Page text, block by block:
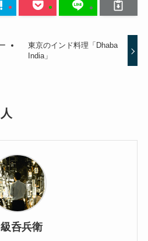
東京のインド料理「Dhaba
India」
呑兵衛